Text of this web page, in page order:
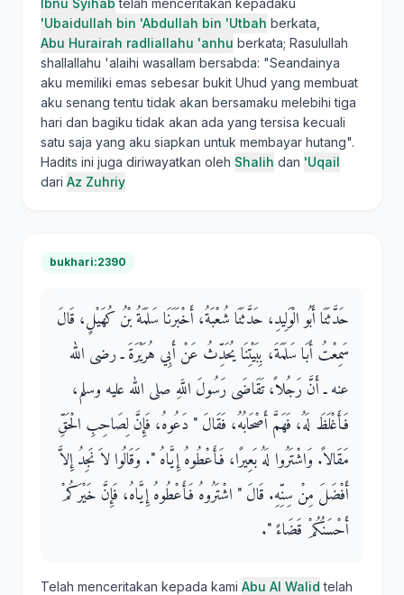
Ibnu Syihab telah menceritakan kepadaku
'Ubaidullah bin 'Abdullah bin 'Utbah berkata,
Abu Hurairah radliallahu 'anhu berkata; Rasulullah
shallallahu 'alaihi wasallam bersabda: "Seandainya
aku memiliki emas sebesar bukit Uhud yang membuat
aku senang tentu tidak akan bersamaku melebihi tiga
hari dan bagiku tidak akan ada yang tersisa kecuali
satu saja yang aku siapkan untuk membayar hutang".
Hadits ini juga diriwayatkan oleh Shalih dan 'Uqail
dari Az Zuhriy
bukhari:2390
حَدَّثَنَا أَبُو الْوَلِيدِ، حَدَّثَنَا شُعْبَةُ، أَخْبَرَنَا سَلَمَةُ بْنُ كُهَيْلٍ، قَالَ
سَمِعْتُ أَبَا سَلَمَةَ، بِبَيْتِنَا يُحَدِّثُ عَنْ أَبِي هُرَيْرَةَ ـ رضى الله
عنه ـ أَنَّ رَجُلاً، تَقَاضَى رَسُولَ اللَّهِ صلى الله عليه وسلم،
فَأَغْلَظَ لَهُ، فَهَمَّ أَصْحَابُهُ، فَقَالَ ‏"‏ دَعُوهُ، فَإِنَّ لِصَاحِبِ الْحَقِّ
مَقَالاً‏.‏ وَاشْتَرُوا لَهُ بَعِيرًا، فَأَعْطُوهُ إِيَّاهُ ‏"‏‏.‏ وَقَالُوا لاَ نَجِدُ إِلاَّ
أَفْضَلَ مِنْ سِنِّهِ‏.‏ قَالَ ‏"‏ اشْتَرُوهُ فَأَعْطُوهُ إِيَّاهُ، فَإِنَّ خَيْرَكُمْ
أَحْسَنُكُمْ قَضَاءً ‏"‏‏.‏
Telah menceritakan kepada kami Abu Al Walid telah